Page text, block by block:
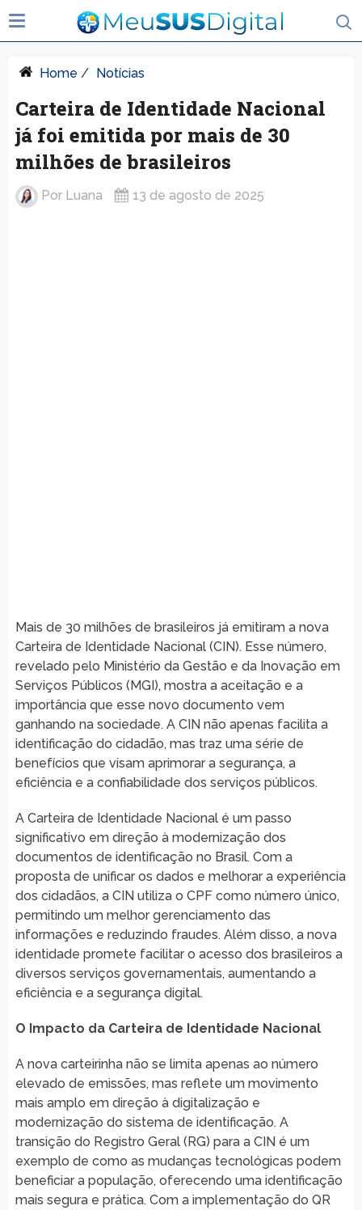
Home / Notícias
Carteira de Identidade Nacional
já foi emitida por mais de 30
milhões de brasileiros
Por Luana 13 de agosto de 2025
Mais de 30 milhões de brasileiros já emitiram a nova
Carteira de Identidade Nacional (CIN). Esse número,
revelado pelo Ministério da Gestão e da Inovação em
Serviços Públicos (MGI), mostra a aceitação e a
importância que esse novo documento vem
ganhando na sociedade. A CIN não apenas facilita a
identificação do cidadão, mas traz uma série de
benefícios que visam aprimorar a segurança, a
eficiência e a confiabilidade dos serviços públicos.
A Carteira de Identidade Nacional é um passo
significativo em direção à modernização dos
documentos de identificação no Brasil. Com a
proposta de unificar os dados e melhorar a experiência
dos cidadãos, a CIN utiliza o CPF como número único,
permitindo um melhor gerenciamento das
informações e reduzindo fraudes. Além disso, a nova
identidade promete facilitar o acesso dos brasileiros a
diversos serviços governamentais, aumentando a
eficiência e a segurança digital.
O Impacto da Carteira de Identidade Nacional
A nova carteirinha não se limita apenas ao número
elevado de emissões, mas reflete um movimento
mais amplo em direção à digitalização e
modernização do sistema de identificação. A
transição do Registro Geral (RG) para a CIN é um
exemplo de como as mudanças tecnológicas podem
beneficiar a população, oferecendo uma identificação
mais segura e prática. Com a implementação do QR